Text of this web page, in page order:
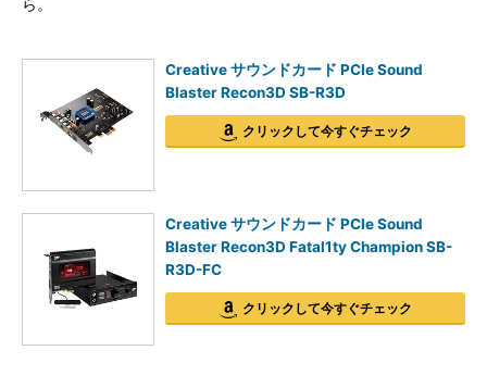
ら。
Creative サウンドカード PCIe Sound
Blaster Recon3D SB-R3D
クリックして今すぐチェック
Creative サウンドカード PCIe Sound
Blaster Recon3D Fatal1ty Champion SB-
R3D-FC
クリックして今すぐチェック